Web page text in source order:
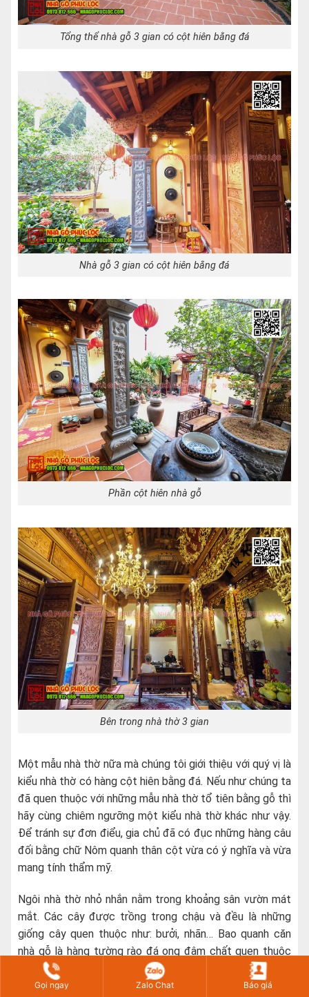
Tổng thể nhà gỗ 3 gian có cột hiên bằng đá
Nhà gỗ 3 gian có cột hiên bằng đá
Phần cột hiên nhà gỗ
Bên trong nhà thờ 3 gian
Một mẫu nhà thờ nữa mà chúng tôi giới thiệu với quý vị là
kiểu nhà thờ có hàng cột hiên bằng đá. Nếu như chúng ta
đã quen thuộc với những mẫu nhà thờ tổ tiên bằng gỗ thì
hãy cùng chiêm ngưỡng một kiểu nhà thờ khác như vậy.
Để tránh sự đơn điểu, gia chủ đã có đục những hàng câu
đối bằng chữ Nôm quanh thân cột vừa có ý nghĩa và vừa
mang tính thẩm mỹ.
Ngôi nhà thờ nhỏ nhắn nằm trong khoảng sân vườn mát
mắt. Các cây được trồng trong chậu và đều là những
giống cây quen thuộc như: bưởi, nhãn… Bao quanh căn
nhà gỗ là hàng tường rào đá ong đậm chất quen thuộc
và dân dã. Tường rào đá ong còn khiến cho không gian
của căn nhà cổ trở nên nổi bật trong khu vực.
Gọi ngay Zalo Chat Báo giá